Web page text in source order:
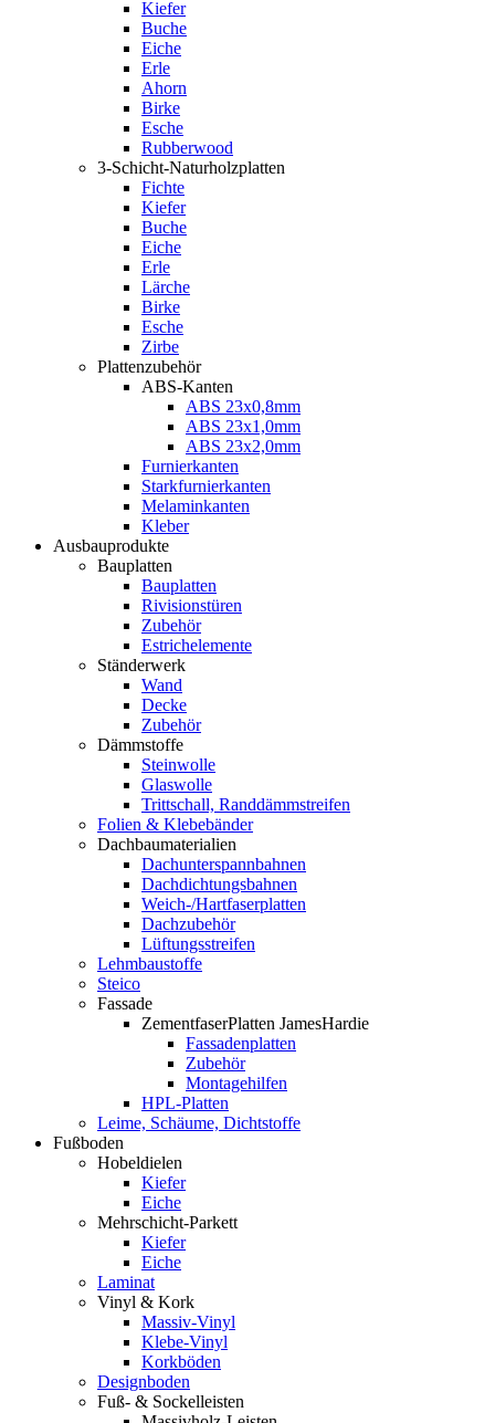
Kiefer
Buche
Eiche
Erle
Ahorn
Birke
Esche
Rubberwood
3-Schicht-Naturholzplatten
Fichte
Kiefer
Buche
Eiche
Erle
Lärche
Birke
Esche
Zirbe
Plattenzubehör
ABS-Kanten
ABS 23x0,8mm
ABS 23x1,0mm
ABS 23x2,0mm
Furnierkanten
Starkfurnierkanten
Melaminkanten
Kleber
Ausbauprodukte
Bauplatten
Bauplatten
Rivisionstüren
Zubehör
Estrichelemente
Ständerwerk
Wand
Decke
Zubehör
Dämmstoffe
Steinwolle
Glaswolle
Trittschall, Randdämmstreifen
Folien & Klebebänder
Dachbaumaterialien
Dachunterspannbahnen
Dachdichtungsbahnen
Weich-/Hartfaserplatten
Dachzubehör
Lüftungsstreifen
Lehmbaustoffe
Steico
Fassade
ZementfaserPlatten JamesHardie
Fassadenplatten
Zubehör
Montagehilfen
HPL-Platten
Leime, Schäume, Dichtstoffe
Fußboden
Hobeldielen
Kiefer
Eiche
Mehrschicht-Parkett
Kiefer
Eiche
Laminat
Vinyl & Kork
Massiv-Vinyl
Klebe-Vinyl
Korkböden
Designboden
Fuß- & Sockelleisten